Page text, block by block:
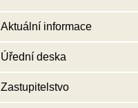
Aktuální informace
Úřední deska
Zastupitelstvo